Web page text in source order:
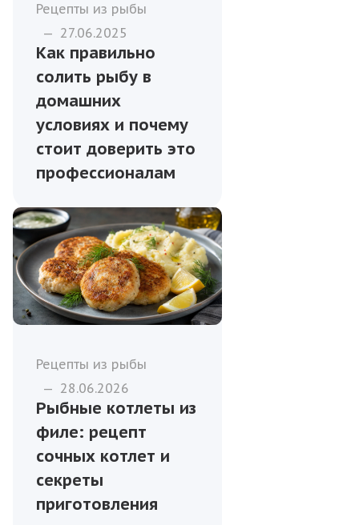
Рецепты из рыбы
— 27.06.2025
Как правильно
солить рыбу в
домашних
условиях и почему
стоит доверить это
профессионалам
Рецепты из рыбы
— 28.06.2026
Рыбные котлеты из
филе: рецепт
сочных котлет и
секреты
приготовления